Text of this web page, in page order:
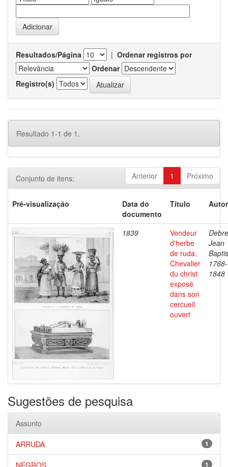
Resultados/Página | Ordenar registros por
Ordenar
Registro(s)
Resultado 1-1 de 1.
Anterior 1 Próximo
Conjunto de itens:
Pré-visualização
Data do
documento
Título
1839
Vendeur
d'herbe
de ruda.
Chevalier
du christ
exposè
dans son
cercueil
ouvert
Jean
1768-
1848
Sugestões de pesquisa
Assunto
1
ARRUDA
1
NEGROS